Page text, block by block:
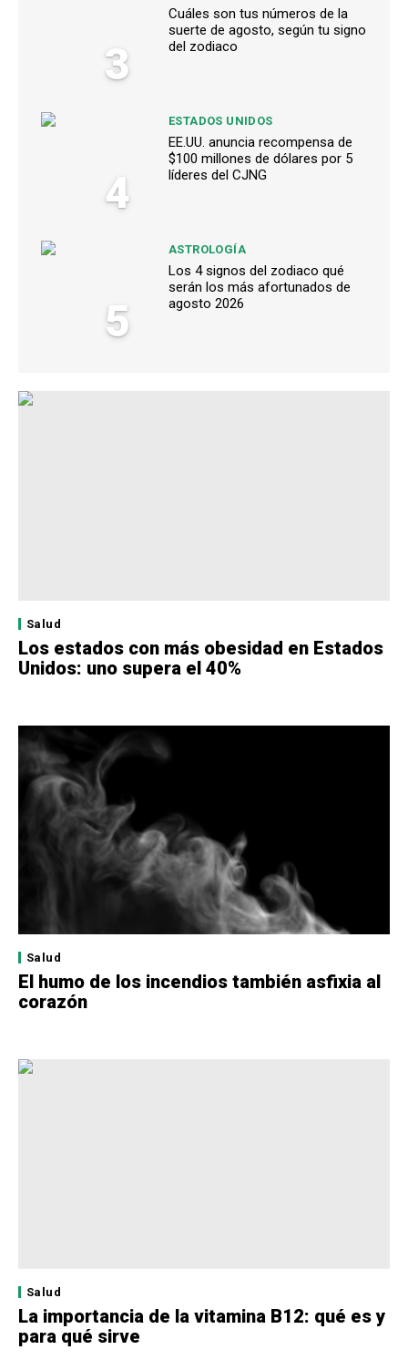
3
Cuáles son tus números de la
suerte de agosto, según tu signo
del zodiaco
4
ESTADOS UNIDOS
EE.UU. anuncia recompensa de
$100 millones de dólares por 5
líderes del CJNG
5
ASTROLOGÍA
Los 4 signos del zodiaco qué
serán los más afortunados de
agosto 2026
Salud
Los estados con más obesidad en Estados
Unidos: uno supera el 40%
Salud
El humo de los incendios también asfixia al
corazón
Salud
La importancia de la vitamina B12: qué es y
para qué sirve